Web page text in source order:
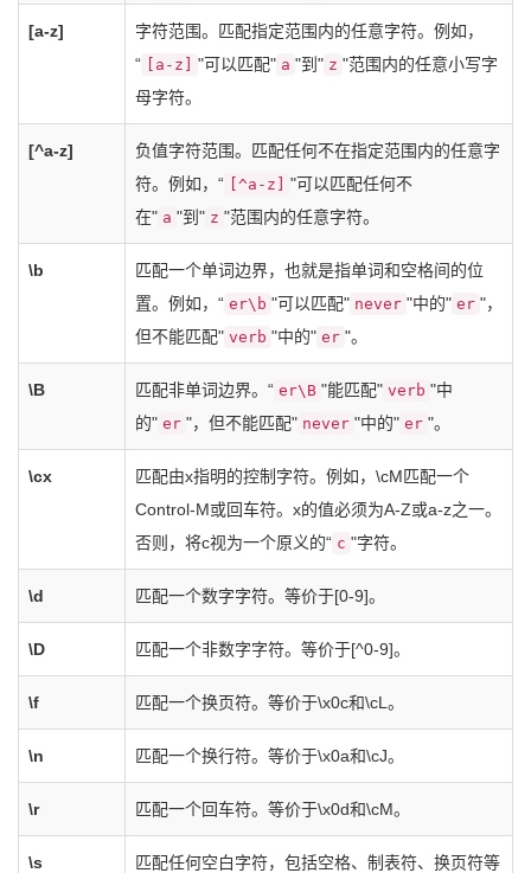
[a-z]
字符范围。匹配指定范围内的任意字符。例如，
“
[a-z] "可以匹配" a "到" z "范围内的任意小写字
母字符。
[^a-z]
负值字符范围。匹配任何不在指定范围内的任意字
符。例如，“
[^a-z]
"可以匹配任何不
在" a "到" z "范围内的任意字符。
\b
匹配一个单词边界，也就是指单词和空格间的位
置。例如，“ er\b "可以匹配" never "中的" er "，
但不能匹配" verb "中的" er "。
\B 匹配非单词边界。“ er\B "能匹配" verb "中
的" er "，但不能匹配" never "中的" er "。
\cx
匹配由x指明的控制字符。例如，\cM匹配一个
Control-M或回车符。x的值必须为A-Z或a-z之一。
否则，将c视为一个原义的“ c "字符。
\d 匹配一个数字字符。等价于[0-9]。
\D 匹配一个非数字字符。等价于[^0-9]。
\f 匹配一个换页符。等价于\x0c和\cL。
\n 匹配一个换行符。等价于\x0a和\cJ。
\r 匹配一个回车符。等价于\x0d和\cM。
\s
匹配任何空白字符，包括空格、制表符、换页符等